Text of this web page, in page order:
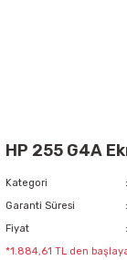
HP 255 G4A
Kategori
Garanti Süresi
Fiyat
*1.884,61 TL den